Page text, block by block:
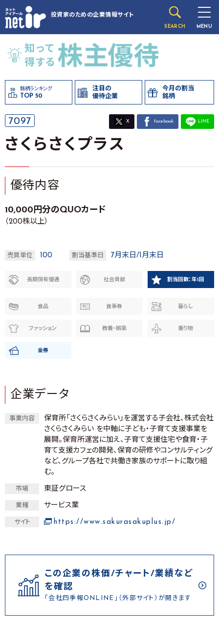
投資家のための企業情報サイト
SEARCH MENU
銘柄ランキング
TOP 50
注目の
優待企業
今月の割当
銘柄
7097 X facebook LINE
さくらさくプラス
優待内容
10,000円分のQUOカード
（200株以上）
売買単位 100 割当基準日 7月末日/1月末日
長期保有優遇 社会貢献 割当回数：年1回
食品 食事券 暮らし
ファッション 教養・娯楽 乗り物
金券
企業データ
事業内容
保育所「さくらさくみらい」を運営する子会社、株式会社
さくらさくみらい を中軸に子ども・子育て支援事業を
展開。保育所運営に加え、子育て支援住宅や食育・子
育て支援カフェの開発、保育の研修やコンサルティング
など、グループ各社で共働き家族のサポートに取り組
む。
市場 東証グロース
業種 サービス業
サイト https://www.sakurasakuplus.jp/
この企業の株価/チャート/業績など
を確認
「会社四季報ONLINE」（外部サイト）が開きます